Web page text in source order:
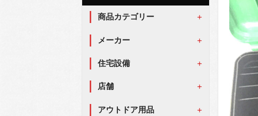
商品カテゴリー
メーカー
住宅設備
店舗
アウトドア用品